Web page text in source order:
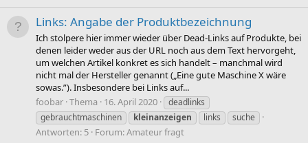
Links: Angabe der Produktbezeichnung
Ich stolpere hier immer wieder über Dead-Links auf Produkte, bei
denen leider weder aus der URL noch aus dem Text hervorgeht,
um welchen Artikel konkret es sich handelt – manchmal wird
nicht mal der Hersteller genannt („Eine gute Maschine X wäre
sowas.”). Insbesondere bei Links auf...
foobar Thema 16. April 2020
deadlinks
gebrauchtmaschinen
kleinanzeigen links suche
Antworten: 5 Forum:Amateur fragt